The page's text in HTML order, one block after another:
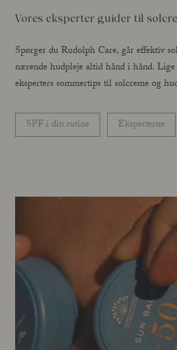
Vores eksperter guider til
Spørger du Rudolph Care, går effektiv
nærende hudpleje altid hånd i hånd.
eksperters sommertips til solcreme og
SPF i din rutine Eksperterne